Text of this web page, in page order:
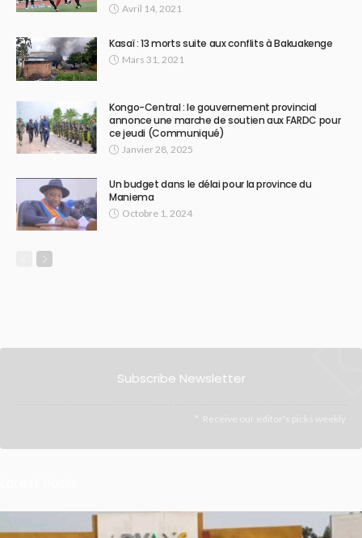
Avril 14, 2021
Kasaï : 13 morts suite aux conflits à Bakuakenge
Mars 31, 2021
Kongo-Central : le gouvernement provincial
annonce une marche de soutien aux FARDC pour
ce jeudi (Communiqué)
Janvier 28, 2025
Un budget dans le délai pour la province du
Maniema
Octobre 1, 2024
Subscribe Newsletter
Receive our editor's picks weekly